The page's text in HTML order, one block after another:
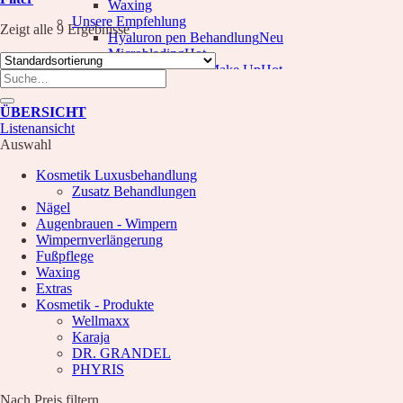
Waxing
Unsere Empfehlung
Hyaluron pen Behandlung
Microblading
PMU Permanent Make Up
Kosmetik – Produkte
Über Uns
Informationen
Kontakt
Über Uns
Nachricht
News
Wunschliste
Zeigt alle 9 Ergebnisse
Suche
nach:
ÜBERSICHT
Listenansicht
Auswahl
Kosmetik Luxusbehandlung
Zusatz Behandlungen
Nägel
Augenbrauen - Wimpern
Wimpernverlängerung
Fußpflege
Waxing
Extras
Kosmetik - Produkte
Wellmaxx
Karaja
DR. GRANDEL
PHYRIS
Nach Preis filtern